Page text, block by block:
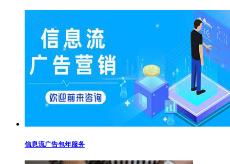
信息流广告包年服务